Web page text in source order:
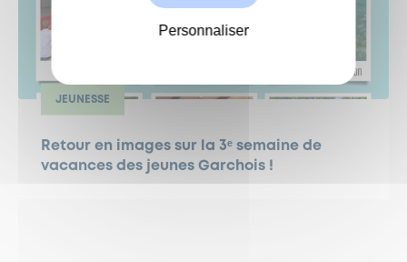
JEUNESSE
Retour en images sur la 3ᵉ semaine de
vacances des jeunes Garchois !
Personnaliser